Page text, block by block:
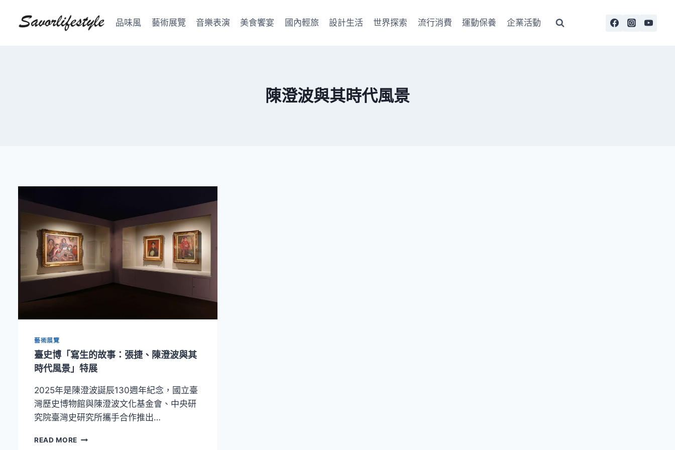
品味風 藝術展覽 音樂表演 美食饗宴 國內輕旅 設計生活 世界探索 流行消費 運動保養 企業活動
陳澄波與其時代風景
藝術展覽
臺史博「寫生的故事：張捷、陳澄波與其
時代風景」特展
2025年是陳澄波誕辰130週年紀念，國立臺
灣歷史博物館與陳澄波文化基金會、中央研
究院臺灣史研究所攜手合作推出…
READ MORE